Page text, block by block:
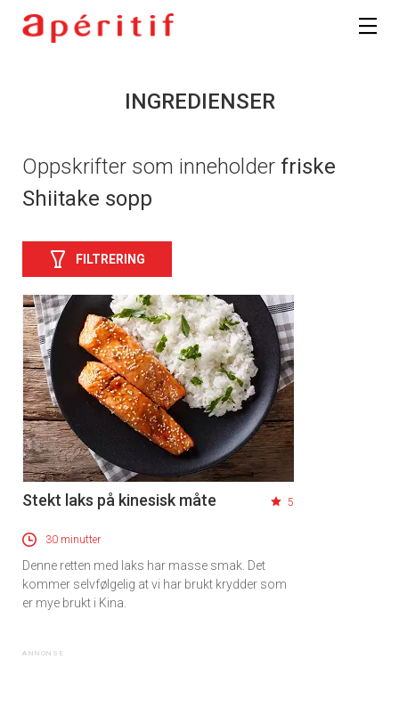
INGREDIENSER
Oppskrifter som inneholder friske
Shiitake sopp
FILTRERING
Stekt laks på kinesisk måte 5
30 minutter
Denne retten med laks har masse smak. Det
kommer selvfølgelig at vi har brukt krydder som
er mye brukt i Kina.